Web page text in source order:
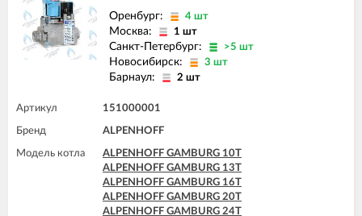
Оренбург: 4 шт
Москва: 1 шт
Санкт-Петербург: >5 шт
Новосибирск: 3 шт
Барнаул: 2 шт
Артикул 151000001
Бренд ALPENHOFF
Модель котла
ALPENHOFF GAMBURG 10T
ALPENHOFF GAMBURG 13T
ALPENHOFF GAMBURG 16T
ALPENHOFF GAMBURG 20T
ALPENHOFF GAMBURG 24T